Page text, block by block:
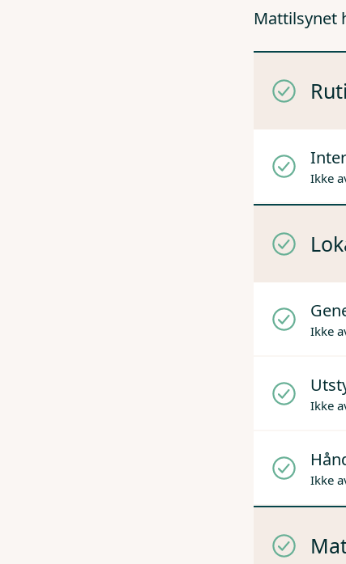
Mattilsynet
Ikke
Ikke
Ikke
Ikke